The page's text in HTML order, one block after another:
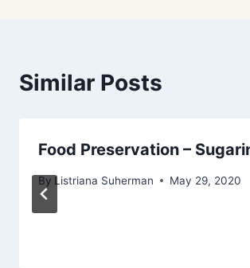
Similar Posts
Food Preservation –
By Listriana Suherman May 29, 2020